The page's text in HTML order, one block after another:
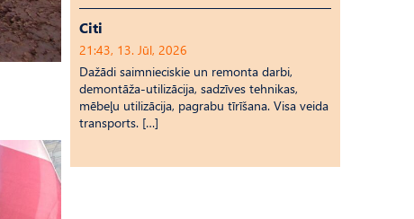
Citi
21:43, 13. Jūl, 2026
Dažādi saimnieciskie un remonta darbi,
demontāža-utilizācija, sadzīves tehnikas,
mēbeļu utilizācija, pagrabu tīrīšana. Visa veida
transports. […]